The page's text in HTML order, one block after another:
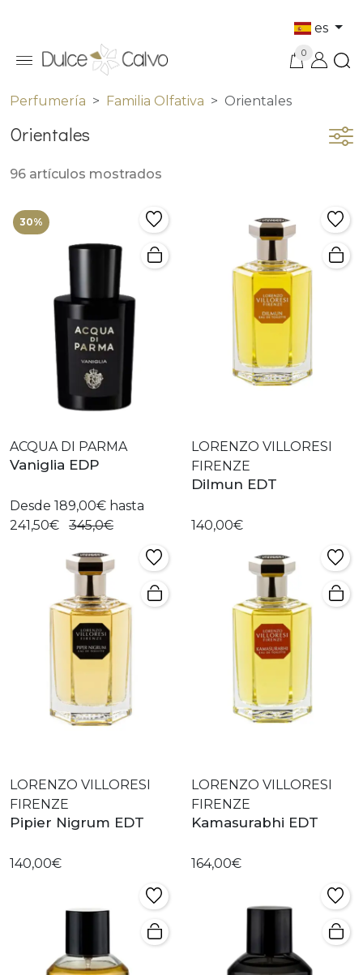
es
0
Perfumería Familia Olfativa Orientales
Orientales
96 artículos mostrados
30%
ACQUA DI PARMA
Vaniglia EDP
Desde 189,00€ hasta
241,50€
345,0€
LORENZO VILLORESI
FIRENZE
Dilmun EDT
140,00€
LORENZO VILLORESI
FIRENZE
Pipier Nigrum EDT
140,00€
LORENZO VILLORESI
FIRENZE
Kamasurabhi EDT
164,00€